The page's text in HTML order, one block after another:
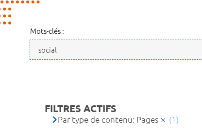
Mots-clés :
FILTRES ACTIFS
Par type de contenu: Pages
(1)